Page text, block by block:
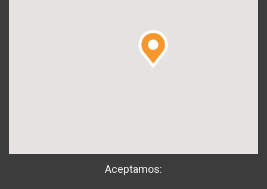
Aceptamos: